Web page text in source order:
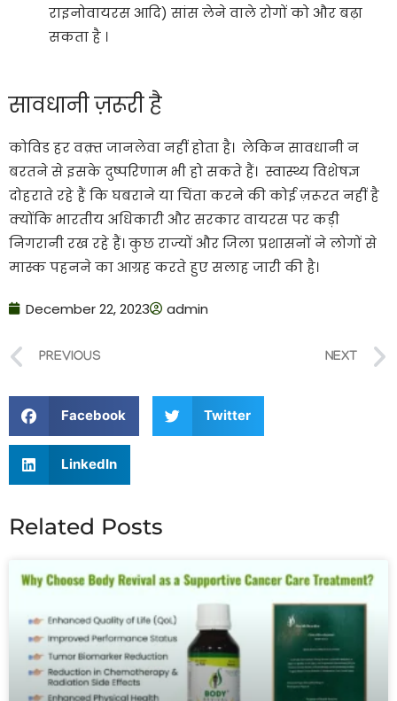
राइनोवायरस आदि) सांस लेने वाले रोगों को और बढ़ा
सकता है ।
सावधानी ज़रूरी है
कोविड हर वक़्त जानलेवा नहीं होता है। लेकिन सावधानी न
बरतने से इसके दुष्परिणाम भी हो सकते हैं। स्वास्थ्य विशेषज्ञ
दोहराते रहे हैं कि घबराने या चिंता करने की कोई ज़रूरत नहीं है
क्योंकि भारतीय अधिकारी और सरकार वायरस पर कड़ी
निगरानी रख रहे हैं। कुछ राज्यों और जिला प्रशासनों ने लोगों से
मास्क पहनने का आग्रह करते हुए सलाह जारी की है।
December 22, 2023 admin
PREVIOUS NEXT
Facebook Twitter
LinkedIn
Related Posts